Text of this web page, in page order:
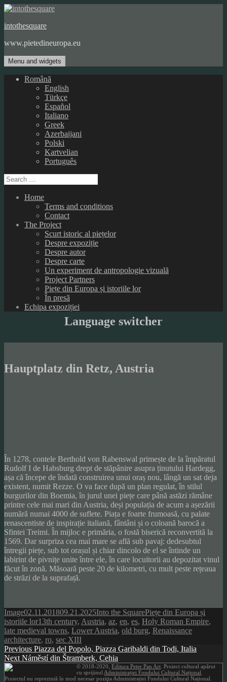
Skip
content
intothesquare
www.pietedineuropa.eu
Menu and widgets
Română
English
Türkçe
Español
Italiano
Greek
Azerbaijani
Polski
Kartvelian
Português
Search
for:
Home
Terms and conditions
Contact
The Project
Scurt istoric al piețelor
Despre expoziție
Despre autor
Despre carte
Un experiment de antropologie vizuală
Project Partners
Piețe din Europa și istoriile lor
În presă
Echipa expoziției
Language switcher
Hauptplatz din Retz, Austria
În 1278, contele Berthold von Rabenswal primește de la împăratul
Rudolf I de Habsburg drept de stăpânire asupra ținutului Hardegg,
așa că începe de îndată construirea unui oraș nou, lângă un sat deja
existent, numit Rezze. O va face după un plan regulat, în stilul
burgurilor din Boemia, în jurul unei piețe care până astăzi rămâne
printre cele mai mari din Austria, deși populația de acum a așezării
numără numai 4000 de suflete. Piața e foarte frumoasă, cu palate
renascentiste de inspirație italiană, fântâni și o coloană barocă a
Sfintei Treimi. În mijloc e primăria, o fostă biserică reconvertită la
1569. Dar surpriza cea mai mare se află sub pavaj: dedesubtul
întregii piețe, sub tot orașul și chiar dincolo de el se întinde un
labirint de pivnițe unite între ele, în care locuitorii au depozitat vinul
făcut în zonă. Măsoară peste 20 de kilometri, cu mult peste rețeaua
de străzi de la suprafață.
Format
ImagePosted
on
02.11.201809.21.2025Author
Into the SquareCategories
Piețe din Europa și
istoriile lorTags
13th century, Austria, az, en, es, Holy Roman Empire,
late medieval towns, Lower Austria, old burg, Renaissance
architecture, ro, sec XIII
Post
navigation
Previous Previous
post:
Piazza del Popolo, Piazza Garibaldi din Todi, Italia
Next Next
Náměstí din Štramberk, Cehia
© 2018-2020,Editura Peter Pan Art . Proiect cultural apărut
cu sprijinul Administrației Fondului Cultural Național
Proiectul nu reprezintă în mod necesar poziţia Administrației Fondului Cultural Național.